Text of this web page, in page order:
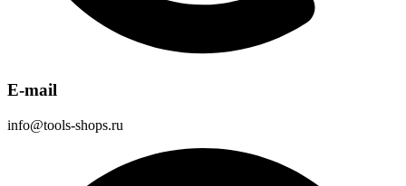
E-mail
info@tools-shops.ru